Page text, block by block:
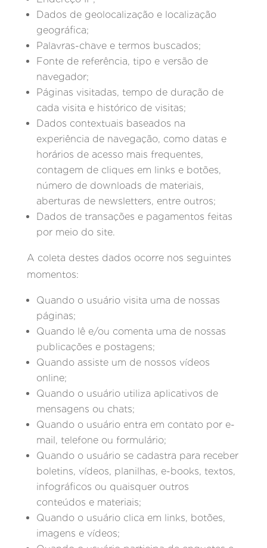
Dados de geolocalização e localização
geográfica;
Palavras-chave e termos buscados;
Fonte de referência, tipo e versão de
navegador;
Páginas visitadas, tempo de duração de
cada visita e histórico de visitas;
Dados contextuais baseados na
experiência de navegação, como datas e
horários de acesso mais frequentes,
contagem de cliques em links e botões,
número de downloads de materiais,
aberturas de newsletters, entre outros;
Dados de transações e pagamentos feitas
por meio do site.
A coleta destes dados ocorre nos seguintes
momentos:
Quando o usuário visita uma de nossas
páginas;
Quando lê e/ou comenta uma de nossas
publicações e postagens;
Quando assiste um de nossos vídeos
online;
Quando o usuário utiliza aplicativos de
mensagens ou chats;
Quando o usuário entra em contato por e-
mail, telefone ou formulário;
Quando o usuário se cadastra para receber
boletins, vídeos, planilhas, e-books, textos,
infográficos ou quaisquer outros
conteúdos e materiais;
Quando o usuário clica em links, botões,
imagens e vídeos;